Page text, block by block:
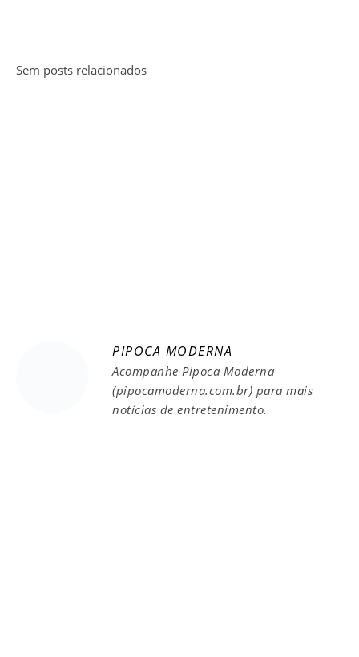
Sem posts relacionados
PIPOCA MODERNA
Acompanhe Pipoca Moderna
(pipocamoderna.com.br) para mais
notícias de entretenimento.